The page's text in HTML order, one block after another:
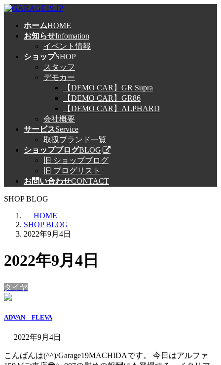
コ
ナ
ホームHOME
お知らせInfomation
イベント情報
ショップSHOP
スタッフ
デモカー
【DEMO CAR】GR Supra
【DEMO CAR】GR86
【DEMO CAR】ALPHARD
会社概要
サービスService
取扱ブランド一覧
ショップブログBLOG
旧 ショップブログ
旧 ブログリスト
お問い合わせCONTACT
SHOP BLOG
HOME
SHOP BLOG
2022年9月4日
2022年9月4日
タイヤ
ADVAN FLEVA
2022年9月4日
こんばんは(^^)/Garage19MACHIDAです。 今日はアルファ